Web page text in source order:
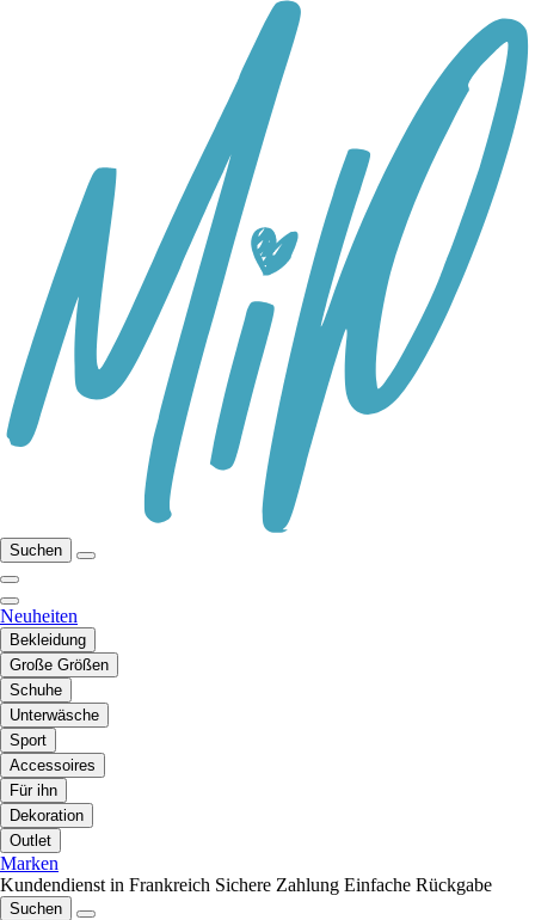
Suchen
Neuheiten
Bekleidung
Große Größen
Schuhe
Unterwäsche
Sport
Accessoires
Für ihn
Dekoration
Outlet
Marken
Kundendienst in Frankreich Sichere Zahlung Einfache Rückgabe
Suchen